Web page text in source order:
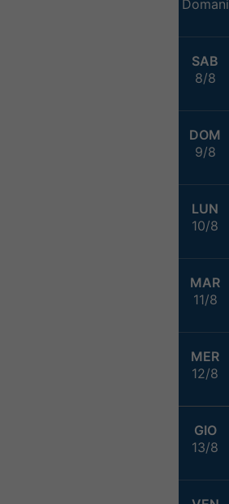
Domani
SAB
8/8
DOM
9/8
LUN
10/8
MAR
11/8
MER
12/8
GIO
13/8